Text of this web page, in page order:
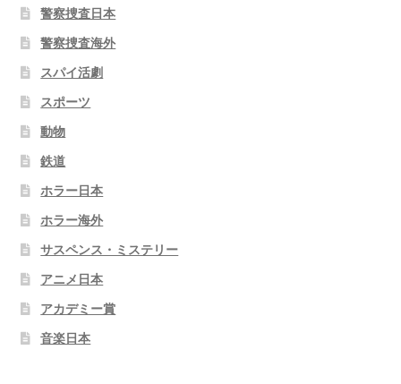
警察捜査日本
警察捜査海外
スパイ活劇
スポーツ
動物
鉄道
ホラー日本
ホラー海外
サスペンス・ミステリー
アニメ日本
アカデミー賞
音楽日本